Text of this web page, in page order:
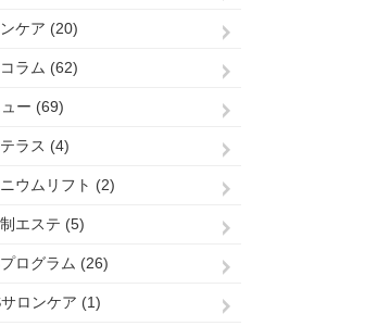
ケア (20)
ラム (62)
ー (69)
ラス (4)
ウムリフト (2)
エステ (5)
ログラム (26)
ロンケア (1)